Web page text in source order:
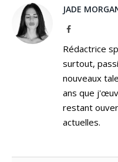
JADE
Facebook
Rédactrice
surtout,
nouveaux
ans que
restant
actuelles.